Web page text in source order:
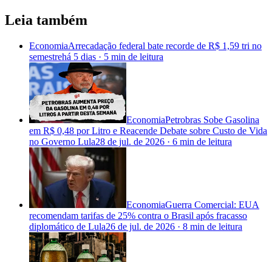
Leia também
EconomiaArrecadação federal bate recorde de R$ 1,59 tri no
semestrehá 5 dias · 5 min de leitura
EconomiaPetrobras Sobe Gasolina
em R$ 0,48 por Litro e Reacende Debate sobre Custo de Vida
no Governo Lula28 de jul. de 2026 · 6 min de leitura
EconomiaGuerra Comercial: EUA
recomendam tarifas de 25% contra o Brasil após fracasso
diplomático de Lula26 de jul. de 2026 · 8 min de leitura